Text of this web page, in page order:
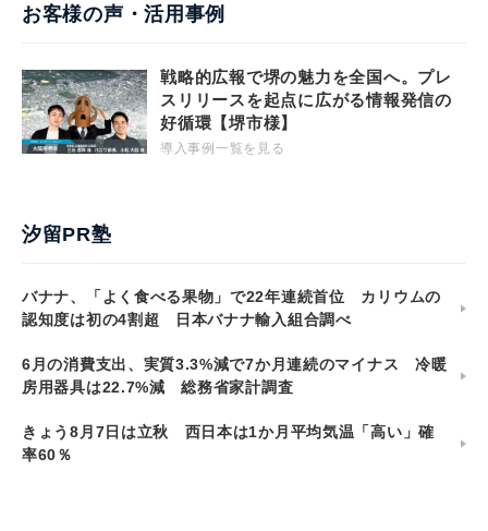
お客様の声・活用事例
戦略的広報で堺の魅力を全国へ。プレ
スリリースを起点に広がる情報発信の
好循環【堺市様】
導入事例一覧を見る
汐留PR塾
バナナ、「よく食べる果物」で22年連続首位 カリウムの
認知度は初の4割超 日本バナナ輸入組合調べ
6月の消費支出、実質3.3%減で7か月連続のマイナス 冷暖
房用器具は22.7%減 総務省家計調査
きょう8月7日は立秋 西日本は1か月平均気温「高い」確
率60％